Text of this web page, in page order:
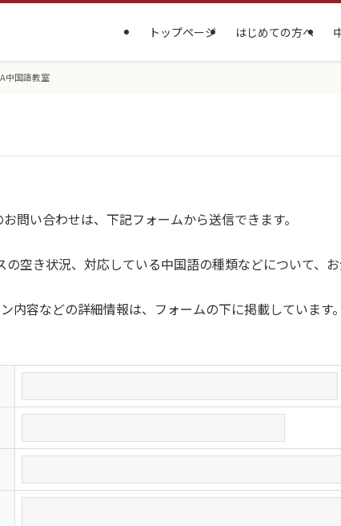
トップページ はじめての方へ
中国語教室
問い合わせは、下記フォームから送信できます。
空き状況、対応している中国語の種類などについて、
内容などの詳細情報は、フォームの下に掲載しています。